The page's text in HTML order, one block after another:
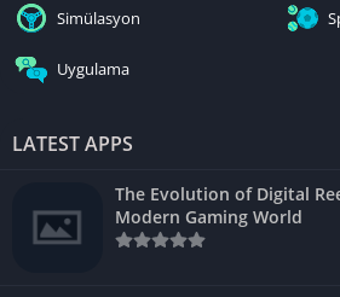
Simülasyon
Uygulama
LATEST APPS
The Evolution of Digital
Modern Gaming World